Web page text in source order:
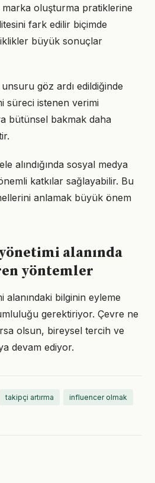
oluşturma pratiklerine
fark edilir biçimde
büyük sonuçlar
göz ardı edildiğinde
süreci istenen verimi
bütünsel bakmak daha
alındığında sosyal medya
katkılar sağlayabilir. Bu
anlamak büyük önem
alanında
yöntemler
alanındaki bilginin eyleme
gerektiriyor. Çevre ne
olsun, bireysel tercih ve
devam ediyor.
takipçi artırma influencer olmak